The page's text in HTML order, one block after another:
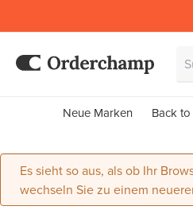
Neue Marken Back
Es sieht so aus, als ob Ihr
wechseln Sie zu einem